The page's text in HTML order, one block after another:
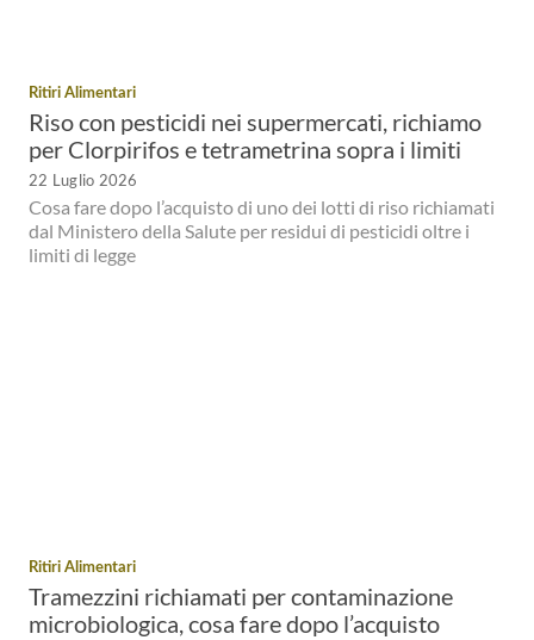
Ritiri Alimentari
Riso con pesticidi nei supermercati, richiamo
per Clorpirifos e tetrametrina sopra i limiti
22 Luglio 2026
Cosa fare dopo l’acquisto di uno dei lotti di riso richiamati
dal Ministero della Salute per residui di pesticidi oltre i
limiti di legge
Ritiri Alimentari
Tramezzini richiamati per contaminazione
microbiologica, cosa fare dopo l’acquisto